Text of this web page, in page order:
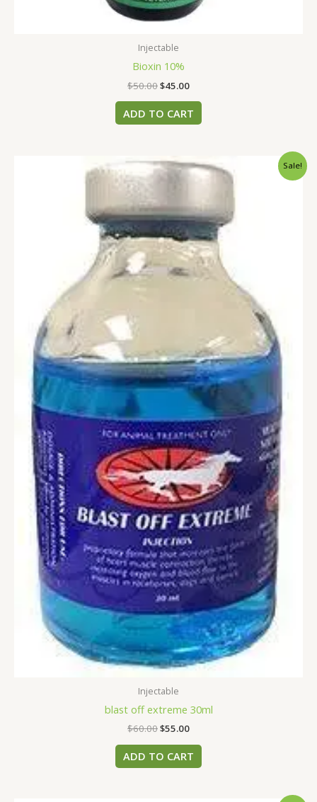
Injectable
Bioxin 10%
$50.00$45.00
ADD TO CART
Sale!
Injectable
blast off extreme 30ml
$60.00
Original
price
$55.00
Current
price
ADD TO CART